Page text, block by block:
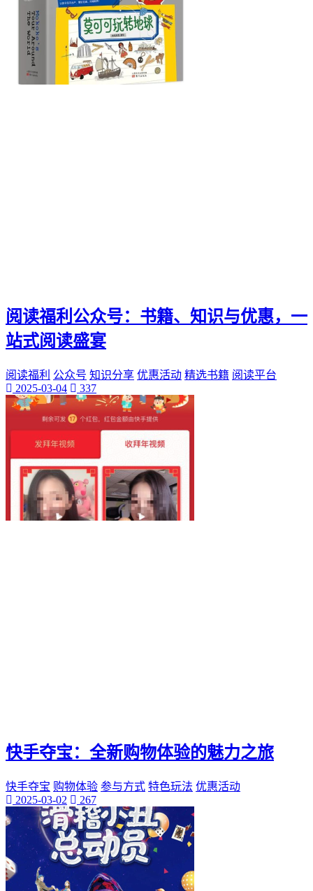
阅读福利公众号：书籍、知识与优惠，一
站式阅读盛宴
阅读福利 公众号 知识分享 优惠活动 精选书籍 阅读平台
2025-03-04
337
快手夺宝：全新购物体验的魅力之旅
快手夺宝 购物体验 参与方式 特色玩法 优惠活动
2025-03-02
267